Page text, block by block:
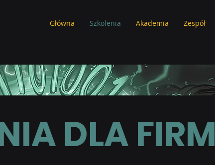
Główna Szkolenia Akademia Zespół
DLA FIRM